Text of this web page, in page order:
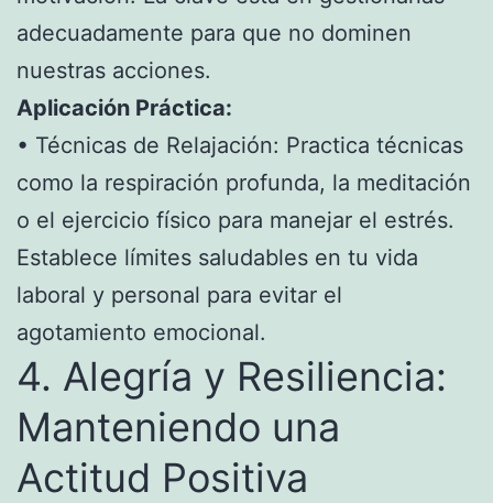
adecuadamente para que no dominen
nuestras acciones.
Aplicación Práctica:
• Técnicas de Relajación: Practica técnicas
como la respiración profunda, la meditación
o el ejercicio físico para manejar el estrés.
Establece límites saludables en tu vida
laboral y personal para evitar el
agotamiento emocional.
4. Alegría y Resiliencia:
Manteniendo una
Actitud Positiva